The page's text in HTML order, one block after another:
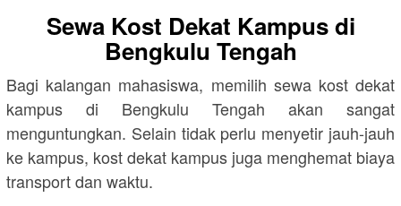
Sewa Kost Dekat Kampus di
Bengkulu Tengah
Bagi kalangan mahasiswa, memilih sewa kost dekat
kampus di Bengkulu Tengah akan sangat
menguntungkan. Selain tidak perlu menyetir jauh-jauh
ke kampus, kost dekat kampus juga menghemat biaya
transport dan waktu.